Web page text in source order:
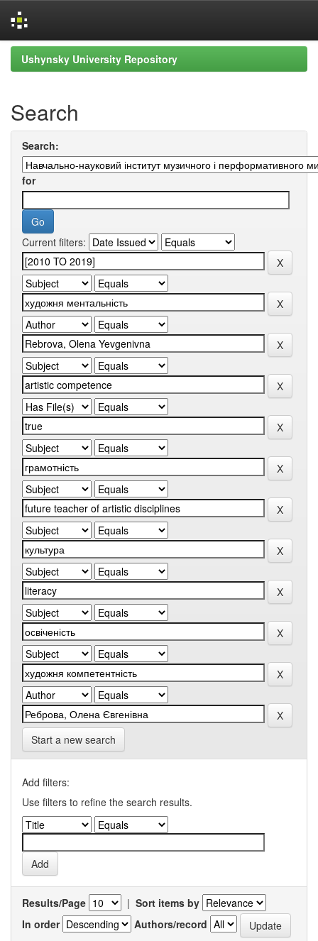
Skip
navigation
Ushynsky University Repository
Search
Search:
for
Current filters:
Start a new search
Add filters:
Use filters to refine the search results.
Results/Page | Sort items by
In order
Authors/record